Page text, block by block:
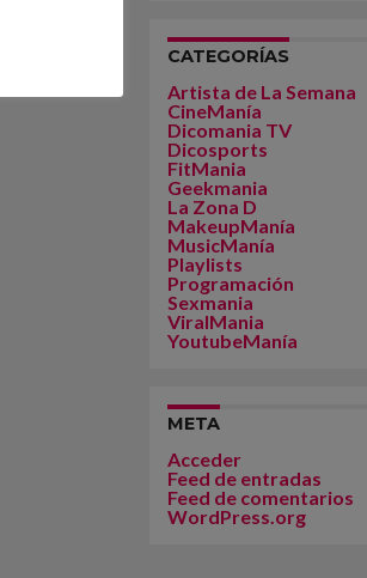
CATEGORÍAS
Artista de La Semana
CineManía
Dicomania TV
Dicosports
FitMania
Geekmania
La Zona D
MakeupManía
MusicManía
Playlists
Programación
Sexmania
ViralMania
YoutubeManía
META
Acceder
Feed de entradas
Feed de comentarios
WordPress.org